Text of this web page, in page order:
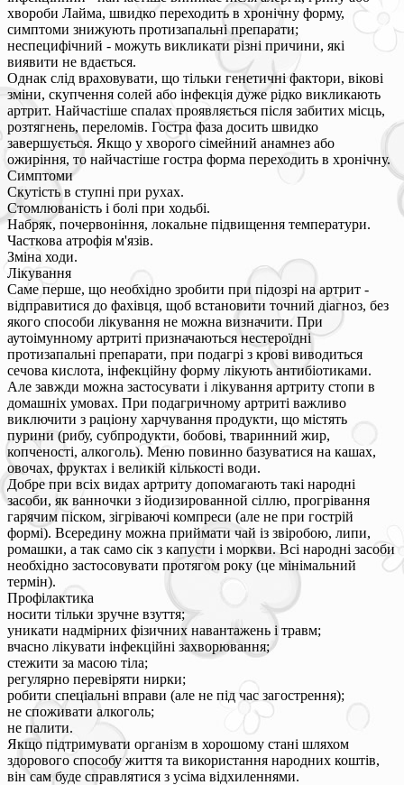
хвороби Лайма, швидко переходить в хронічну форму,
симптоми знижують протизапальні препарати;
неспецифічний - можуть викликати різні причини, які
виявити не вдається.
Однак слід враховувати, що тільки генетичні фактори, вікові
зміни, скупчення солей або інфекція дуже рідко викликають
артрит. Найчастіше спалах проявляється після забитих місць,
розтягнень, переломів. Гостра фаза досить швидко
завершується. Якщо у хворого сімейний анамнез або
ожиріння, то найчастіше гостра форма переходить в хронічну.
Симптоми
Скутість в ступні при рухах.
Стомлюваність і болі при ходьбі.
Набряк, почервоніння, локальне підвищення температури.
Часткова атрофія м'язів.
Зміна ходи.
Лікування
Саме перше, що необхідно зробити при підозрі на артрит -
відправитися до фахівця, щоб встановити точний діагноз, без
якого способи лікування не можна визначити. При
аутоімунному артриті призначаються нестероїдні
протизапальні препарати, при подагрі з крові виводиться
сечова кислота, інфекційну форму лікують антибіотиками.
Але завжди можна застосувати і лікування артриту стопи в
домашніх умовах. При подагричному артриті важливо
виключити з раціону харчування продукти, що містять
пурини (рибу, субпродукти, бобові, тваринний жир,
копченості, алкоголь). Меню повинно базуватися на кашах,
овочах, фруктах і великій кількості води.
Добре при всіх видах артриту допомагають такі народні
засоби, як ванночки з йодизированной сіллю, прогрівання
гарячим піском, зігріваючі компреси (але не при гострій
формі). Всередину можна приймати чай із звіробою, липи,
ромашки, а так само сік з капусти і моркви. Всі народні засоби
необхідно застосовувати протягом року (це мінімальний
термін).
Профілактика
носити тільки зручне взуття;
уникати надмірних фізичних навантажень і травм;
вчасно лікувати інфекційні захворювання;
стежити за масою тіла;
регулярно перевіряти нирки;
робити спеціальні вправи (але не під час загострення);
не споживати алкоголь;
не палити.
Якщо підтримувати організм в хорошому стані шляхом
здорового способу життя та використання народних коштів,
він сам буде справлятися з усіма відхиленнями.